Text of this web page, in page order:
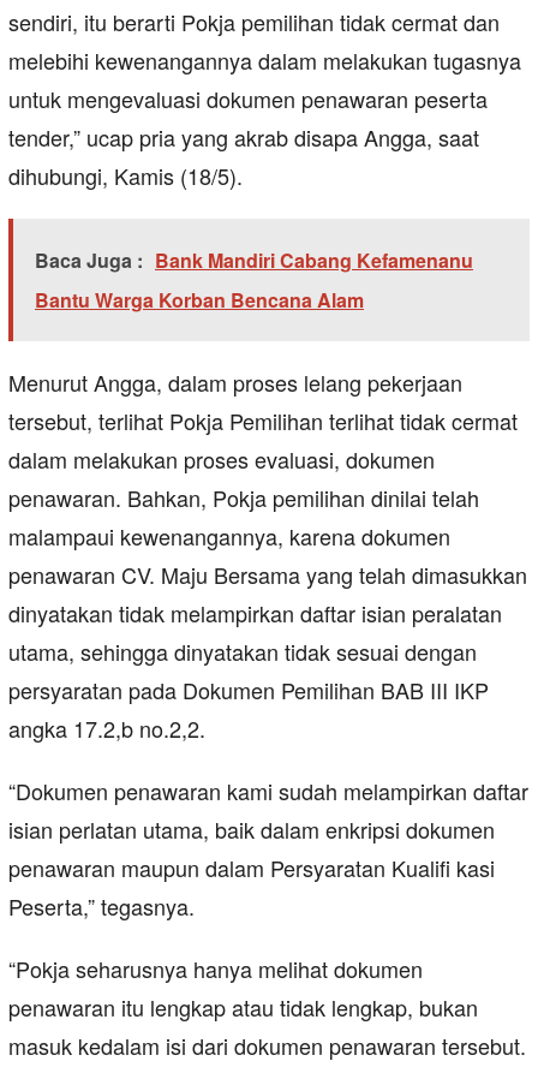
sendiri, itu berarti Pokja pemilihan tidak cermat dan
melebihi kewenangannya dalam melakukan tugasnya
untuk mengevaluasi dokumen penawaran peserta
tender,” ucap pria yang akrab disapa Angga, saat
dihubungi, Kamis (18/5).
Baca Juga : Bank Mandiri Cabang Kefamenanu
Bantu Warga Korban Bencana Alam
Menurut Angga, dalam proses lelang pekerjaan
tersebut, terlihat Pokja Pemilihan terlihat tidak cermat
dalam melakukan proses evaluasi, dokumen
penawaran. Bahkan, Pokja pemilihan dinilai telah
malampaui kewenangannya, karena dokumen
penawaran CV. Maju Bersama yang telah dimasukkan
dinyatakan tidak melampirkan daftar isian peralatan
utama, sehingga dinyatakan tidak sesuai dengan
persyaratan pada Dokumen Pemilihan BAB III IKP
angka 17.2,b no.2,2.
“Dokumen penawaran kami sudah melampirkan daftar
isian perlatan utama, baik dalam enkripsi dokumen
penawaran maupun dalam Persyaratan Kualifi kasi
Peserta,” tegasnya.
“Pokja seharusnya hanya melihat dokumen
penawaran itu lengkap atau tidak lengkap, bukan
masuk kedalam isi dari dokumen penawaran tersebut.